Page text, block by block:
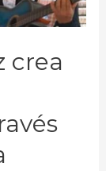
crea